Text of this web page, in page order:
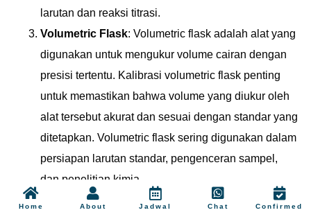
larutan dan reaksi titrasi.
Volumetric Flask: Volumetric flask adalah alat yang
digunakan untuk mengukur volume cairan dengan
presisi tertentu. Kalibrasi volumetric flask penting
untuk memastikan bahwa volume yang diukur oleh
alat tersebut akurat dan sesuai dengan standar yang
ditetapkan. Volumetric flask sering digunakan dalam
persiapan larutan standar, pengenceran sampel,
dan penelitian kimia.
Gravimetric Equipment: Peralatan gravimetri
Home About Jadwal Chat Confirmed